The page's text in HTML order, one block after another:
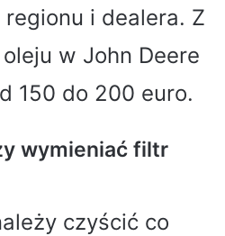
i dealera. Z
w John Deere
150 do 200 euro.
wymieniać filtr
czyścić co